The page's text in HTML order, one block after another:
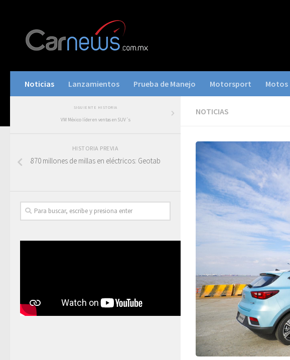
Noticias Lanzamientos Prueba de Manejo Motorsport Motos
NOTICIAS
SIGUIENTE HISTORIA
VW México líder en ventas en SUV´s
HISTORIA PREVIA
870 millones de millas en eléctricos: Geotab